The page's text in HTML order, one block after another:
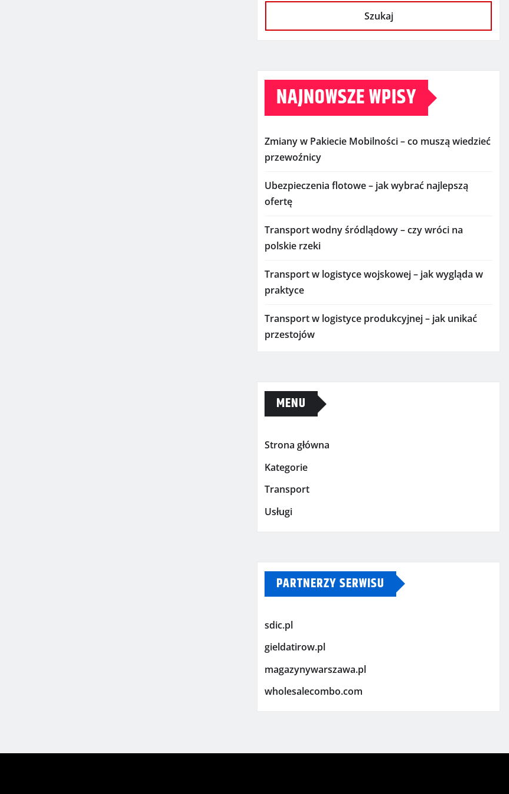
Szukaj
NAJNOWSZE WPISY
Zmiany w Pakiecie Mobilności – co muszą wiedzieć
przewoźnicy
Ubezpieczenia flotowe – jak wybrać najlepszą
ofertę
Transport wodny śródlądowy – czy wróci na
polskie rzeki
Transport w logistyce wojskowej – jak wygląda w
praktyce
Transport w logistyce produkcyjnej – jak unikać
przestojów
MENU
Strona główna
Kategorie
Transport
Usługi
PARTNERZY SERWISU
sdic.pl
gieldatirow.pl
magazynywarszawa.pl
wholesalecombo.com